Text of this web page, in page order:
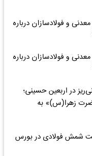
و فولادسازان درباره
و فولادسازان درباره
در اربعین حسینی؛
زهرا(س)» به
شمش فولادی در بورس